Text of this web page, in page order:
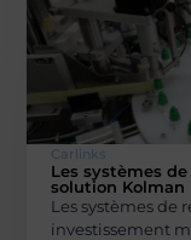
Carlinks
Les systèmes
solution Kolman
Les systèmes de
investissement